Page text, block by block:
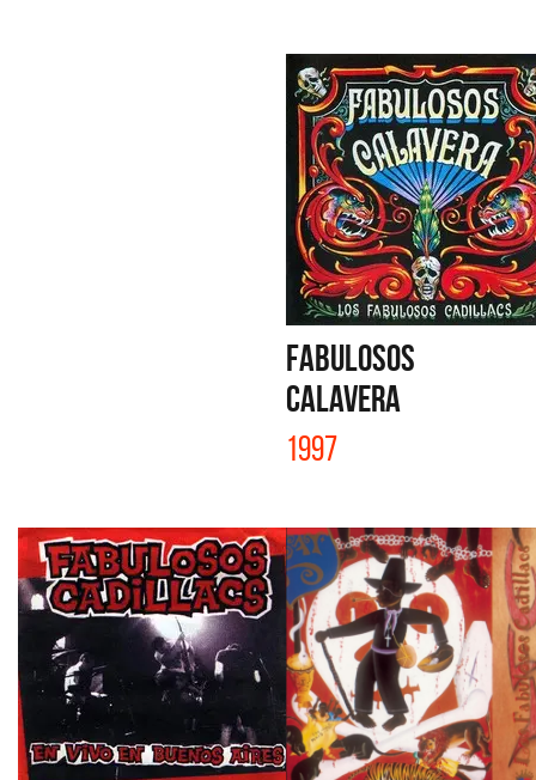
FABULOSOS
CALAVERA
1997